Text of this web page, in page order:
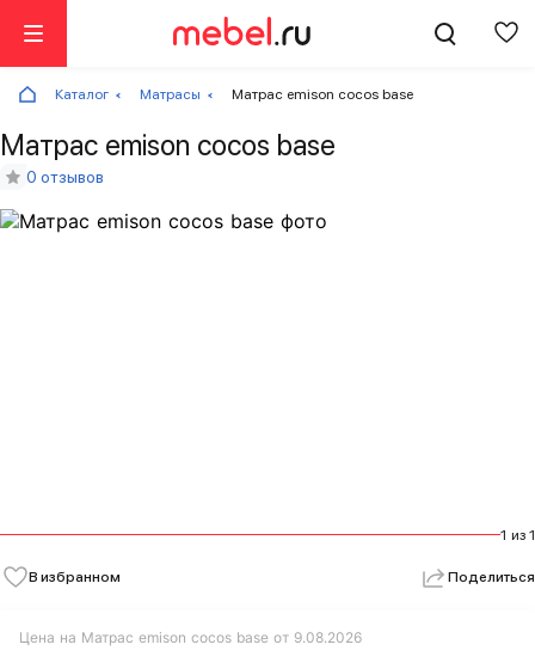
Каталог Матрасы Матрас emison cocos base
Матрас emison cocos base
0 отзывов
1 из 1
В избранном Поделиться
Цена на Матрас emison cocos base от 9.08.2026